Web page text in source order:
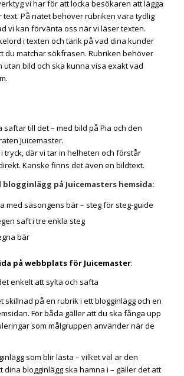
vi har för att locka besökaren att lägga
text. På nätet behöver rubriken vara tydlig
vi kan förvänta oss när vi läser texten.
i texten och tänk på vad dina kunder
du matchar sökfrasen. Rubriken behöver
utan bild och ska kunna visa exakt vad
saftar till det – med bild på Pia och den
Juicemaster.
tryck, där vi tar in helheten och förstår
Kanske finns det även en bildtext.
på Juicemasters hemsida:
med säsongens bär – steg för steg-guide
saft i tre enkla steg
bär
på webbplats för Juicemaster:
enkelt att sylta och safta
skillnad på en rubrik i ett blogginlägg och en
För båda gäller att du ska fånga upp
som målgruppen använder när de
som blir lästa – vilket väl är den
dina blogginlägg ska hamna i – gäller det att